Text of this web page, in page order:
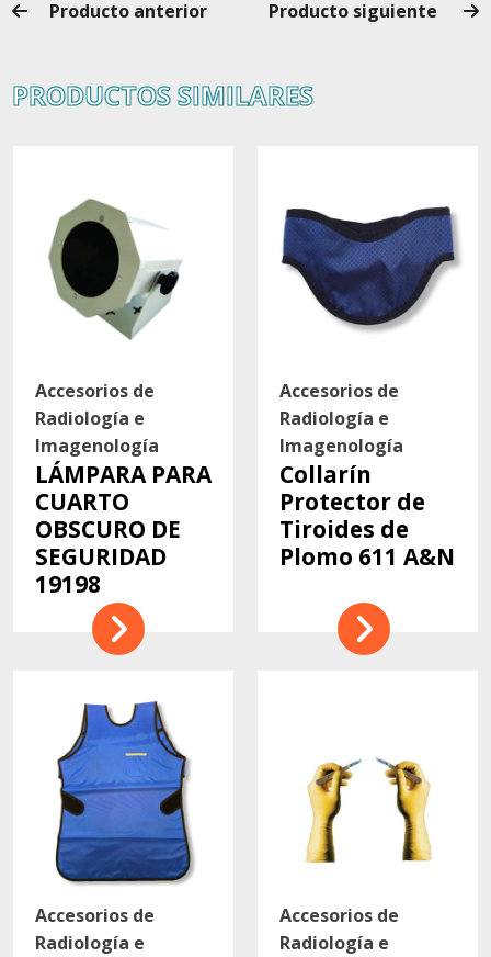
Producto anterior Producto siguiente
PRODUCTOS SIMILARES
Accesorios de
Radiología e
Imagenología
LÁMPARA PARA
CUARTO
OBSCURO DE
SEGURIDAD
19198
Accesorios de
Radiología e
Imagenología
Collarín
Protector de
Tiroides de
Plomo 611 A&N
Accesorios de
Radiología e
Accesorios de
Radiología e